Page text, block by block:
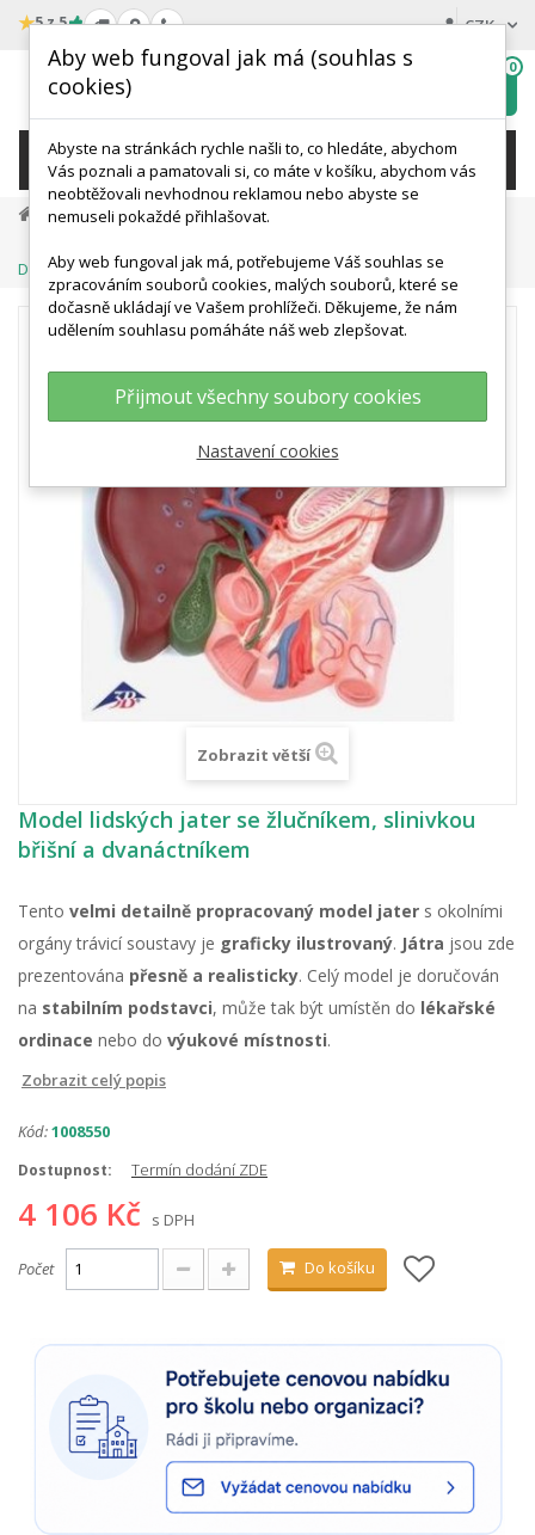
★5 z 5 CZK
wishlist
0
KATEGORIE
Anatomické Modely
Modely Trávicí Soustavy
Dvanáctníkem
Zobrazit větší
Model lidských jater se žlučníkem, slinivkou
břišní a dvanáctníkem
Tento velmi detailně propracovaný model jater s okolními
orgány trávicí soustavy je graficky ilustrovaný. Játra jsou zde
prezentována přesně a realisticky. Celý model je doručován
na stabilním podstavci, může tak být umístěn do lékařské
ordinace nebo do výukové místnosti.
Zobrazit celý popis
Kód:1008550
Dostupnost: Termín dodání ZDE
4 106 Kč s DPH
Počet Do košíku
Aby web fungoval jak má (souhlas s
cookies)
Abyste na stránkách rychle našli to, co hledáte, abychom
Vás poznali a pamatovali si, co máte v košíku, abychom vás
neobtěžovali nevhodnou reklamou nebo abyste se
nemuseli pokaždé přihlašovat.
Aby web fungoval jak má, potřebujeme Váš souhlas se
zpracováním souborů cookies, malých souborů, které se
dočasně ukládají ve Vašem prohlížeči. Děkujeme, že nám
udělením souhlasu pomáháte náš web zlepšovat.
Přijmout všechny soubory cookies
Nastavení cookies